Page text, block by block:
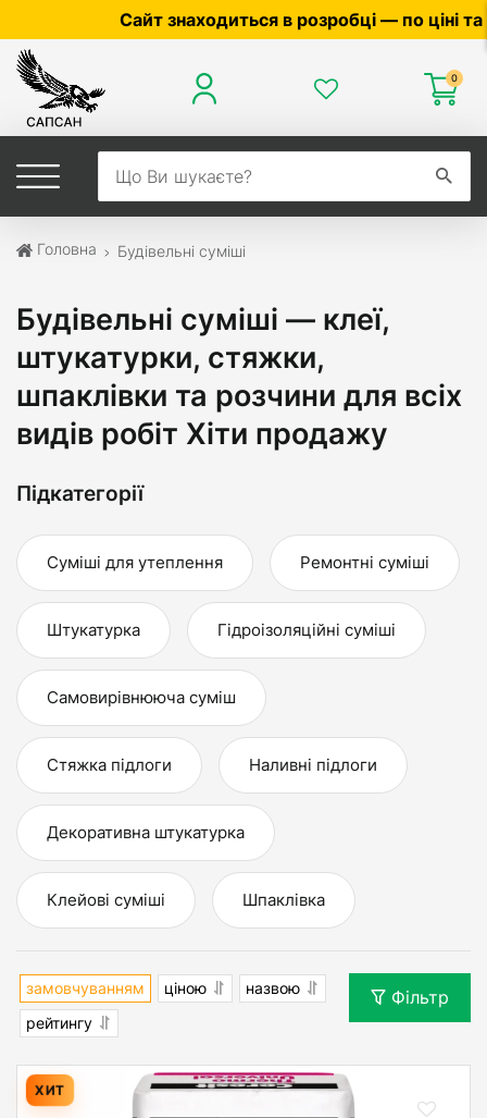
в розробці — по ціні та наявності
0
Головна Будівельні суміші
Будівельні суміші — клеї,
штукатурки, стяжки,
шпаклівки та розчини для всіх
видів робіт Хіти продажу
Підкатегорії
Суміші для утеплення Ремонтні суміші
Штукатурка Гідроізоляційні суміші
Самовирівнююча суміш
Стяжка підлоги Наливні підлоги
Декоративна штукатурка
Клейові суміші Шпаклівка
замовчуванням ціною
назвою
рейтингу
Фільтр
ХИТ